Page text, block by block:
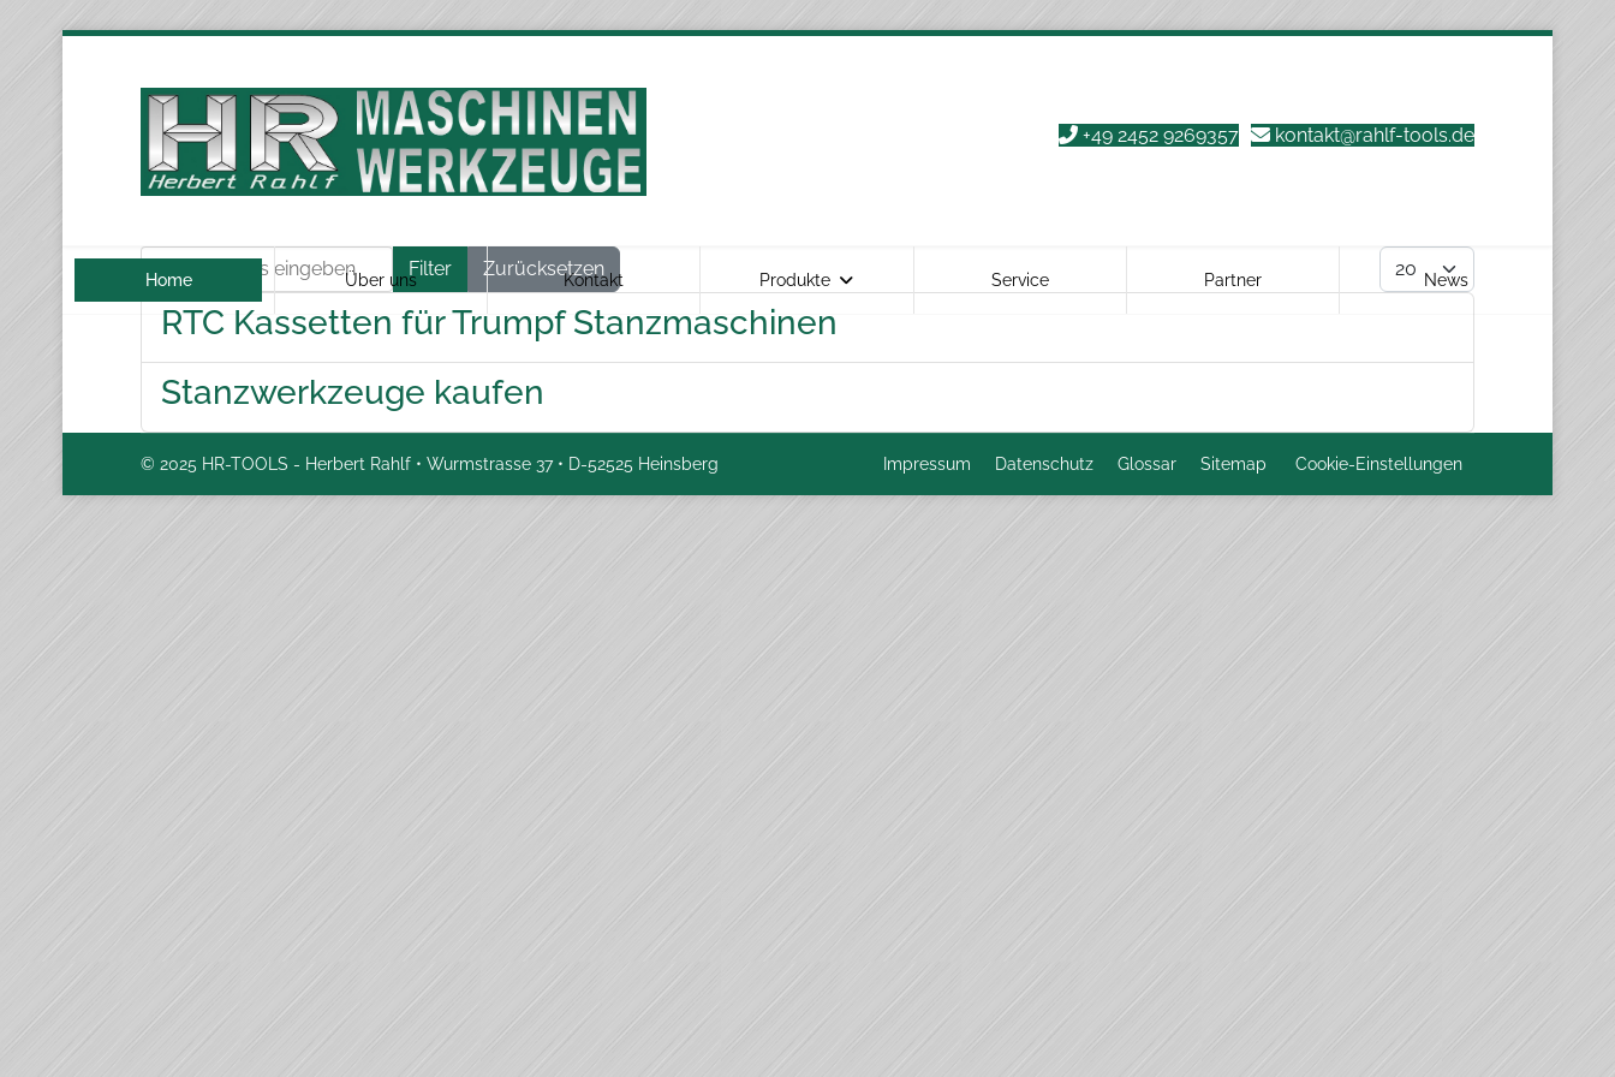
+49 2452 9269357 kontakt@rahlf-tools.de
Home Über uns Kontakt Produkte Service Partner News
Teil des Titels eingeben Filter Zurücksetzen Anzeige #
RTC Kassetten für Trumpf Stanzmaschinen
Stanzwerkzeuge kaufen
© 2025 HR-TOOLS - Herbert Rahlf • Wurmstrasse 37 • D-52525 Heinsberg Impressum Datenschutz Glossar Sitemap Cookie-Einstellungen